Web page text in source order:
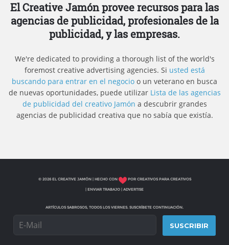
El Creative Jamón provee recursos para las
agencias de publicidad, profesionales de la
publicidad, y las empresas.
We're dedicated to providing a thorough list of the world's
foremost creative advertising agencies. Si usted está
buscando para entrar en el negocio o un veterano en busca
de nuevas oportunidades, puede utilizar Lista de las agencias
de publicidad del creativo Jamón a descubrir grandes
agencias de publicidad creativa que no sabía que existía.
© 2026 EL CREATIVE JAMÓN | HECHO CON POR CREATIVOS PARA CREATIVOS
ENVIAR TRABAJO ADVERTISE
ARTÍCULOS SABROSOS, TODOS LOS VIERNES. SUSCRÍBETE CONTINUACIÓN.